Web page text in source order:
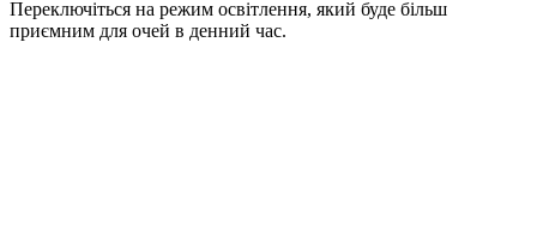
Переключіться на режим освітлення, який буде більш
приємним для очей в денний час.